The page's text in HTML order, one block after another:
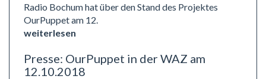
Radio Bochum hat über den Stand des Projektes
OurPuppet am 12.
weiterlesen
Presse: OurPuppet in der WAZ am
12.10.2018